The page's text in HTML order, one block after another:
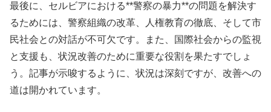
最後に、セルビアにおける**警察の暴力**の問題を解決す
るためには、警察組織の改革、人権教育の徹底、そして市
民社会との対話が不可欠です。また、国際社会からの監視
と支援も、状況改善のために重要な役割を果たすでしょ
う。記事が示唆するように、状況は深刻ですが、改善への
道は開かれています。